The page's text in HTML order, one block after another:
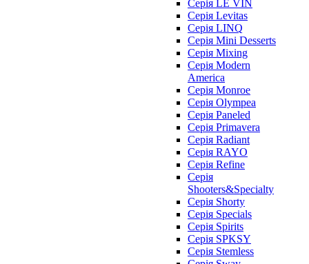
Серія LE VIN
Серія Levitas
Серія LINQ
Серія Mini Desserts
Серія Mixing
Серія Modern
America
Серія Monroe
Серія Olympea
Серія Paneled
Серія Primavera
Серія Radiant
Серія RAYO
Серія Refine
Серія
Shooters&Specialty
Серія Shorty
Серія Specials
Серія Spirits
Серія SPKSY
Серія Stemless